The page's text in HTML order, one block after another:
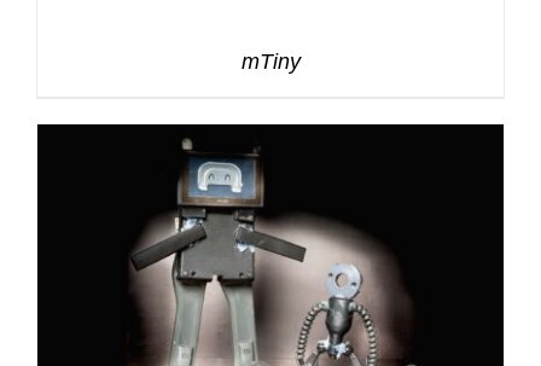
mTiny